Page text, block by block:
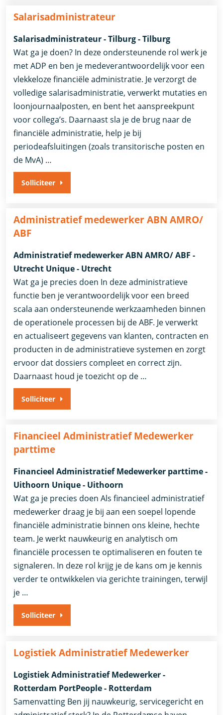
Salarisadministrateur
Salarisadministrateur - Tilburg - Tilburg
Wat ga je doen? In deze ondersteunende rol werk je
met ADP en ben je medeverantwoordelijk voor een
vlekkeloze financiële administratie. Je verzorgt de
volledige salarisadministratie, verwerkt mutaties en
loonjournaalposten, en bent het aanspreekpunt
voor collega’s. Daarnaast sla je de brug naar de
financiële administratie, help je bij
periodeafsluitingen (zoals transitorische posten en
de MvA) …
Solliciteer
Administratief medewerker ABN AMRO/
ABF
Administratief medewerker ABN AMRO/ ABF -
Utrecht Unique - Utrecht
Wat ga je precies doen In deze administratieve
functie ben je verantwoordelijk voor een breed
scala aan ondersteunende werkzaamheden binnen
de operationele processen bij de ABF. Je verwerkt
en actualiseert gegevens van klanten, contracten en
producten in de administratieve systemen en zorgt
ervoor dat dossiers compleet en correct zijn.
Daarnaast houd je toezicht op de …
Solliciteer
Financieel Administratief Medewerker
parttime
Financieel Administratief Medewerker parttime -
Uithoorn Unique - Uithoorn
Wat ga je precies doen Als financieel administratief
medewerker draag je bij aan een soepel lopende
financiële administratie binnen ons kleine, hechte
team. Je werkt nauwkeurig en analytisch om
financiële processen te optimaliseren en fouten te
signaleren. In deze rol krijg je de kans om je kennis
verder te ontwikkelen via gerichte trainingen, terwijl
je …
Solliciteer
Logistiek Administratief Medewerker
Logistiek Administratief Medewerker -
Rotterdam PortPeople - Rotterdam
Samenvatting Ben jij nauwkeurig, servicegericht en